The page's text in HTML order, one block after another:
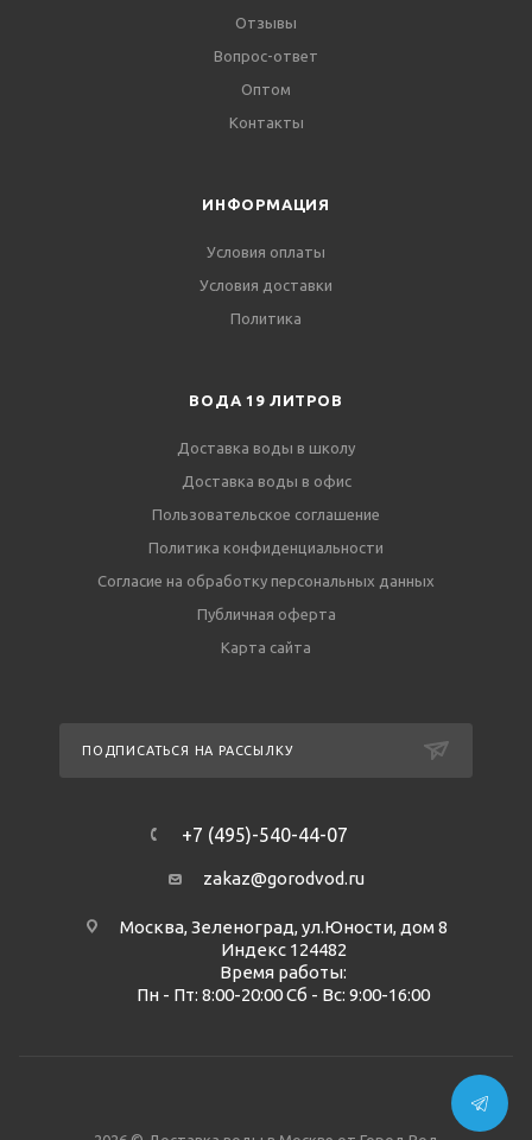
Отзывы
Вопрос-ответ
Оптом
Контакты
ИНФОРМАЦИЯ
Условия оплаты
Условия доставки
Политика
ВОДА 19 ЛИТРОВ
Доставка воды в школу
Доставка воды в офис
Пользовательское соглашение
Политика конфиденциальности
Согласие на обработку персональных данных
Публичная оферта
Карта сайта
ПОДПИСАТЬСЯ НА РАССЫЛКУ
+7 (495)-540-44-07
zakaz@gorodvod.ru
Москва, Зеленоград, ул.Юности, дом 8
Индекс 124482
Время работы:
Пн - Пт: 8:00-20:00 Сб - Вс: 9:00-16:00